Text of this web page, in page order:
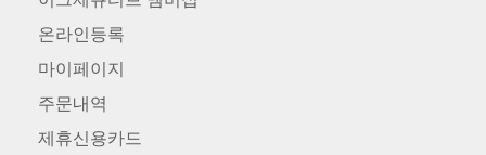
온라인등록
마이페이지
주문내역
제휴신용카드